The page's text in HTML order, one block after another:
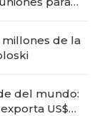
millones de la
del mundo:
US$